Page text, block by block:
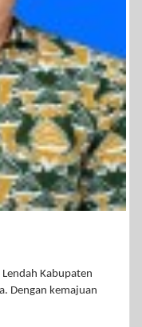
Kabupaten
Dengan kemajuan